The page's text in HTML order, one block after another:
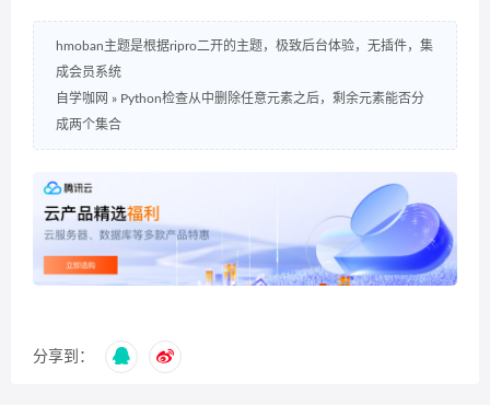
hmoban主题是根据ripro二开的主题，极致后台体验，无插件，集
成会员系统
自学咖网 » Python检查从中删除任意元素之后，剩余元素能否分
成两个集合
分享到：